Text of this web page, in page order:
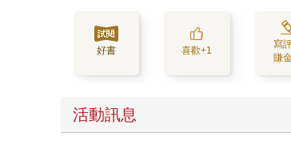
好書 喜歡+1
寫
賺
活動訊息